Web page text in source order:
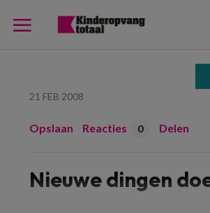
21 FEB 2008
Opslaan Reacties 0 Delen
Nieuwe dingen